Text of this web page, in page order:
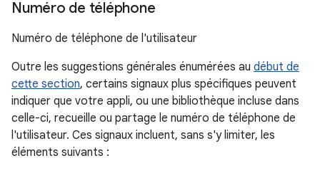
Numéro de téléphone
Numéro de téléphone de l'utilisateur
Outre les suggestions générales énumérées au début de
cette section, certains signaux plus spécifiques peuvent
indiquer que votre appli, ou une bibliothèque incluse dans
celle-ci, recueille ou partage le numéro de téléphone de
l'utilisateur. Ces signaux incluent, sans s'y limiter, les
éléments suivants :